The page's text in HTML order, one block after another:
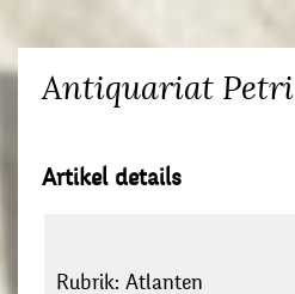
Antiquariat Petri
Artikel details
Rubrik: Atlanten